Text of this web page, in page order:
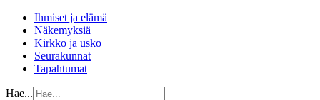
Ihmiset ja elämä
Näkemyksiä
Kirkko ja usko
Seurakunnat
Tapahtumat
Hae...